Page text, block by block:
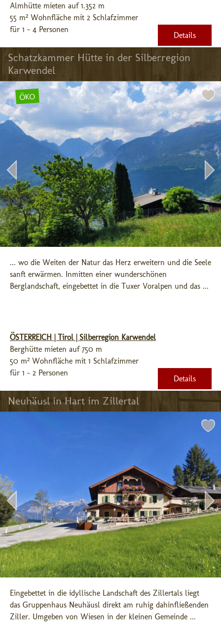
Almhütte mieten auf 1.352 m
55 m² Wohnfläche mit 2 Schlafzimmer
für 1 - 4 Personen
Details
Schatzkammer Hütte in der Silberregion
Karwendel
ÖKO
... wo die Weiten der Natur das Herz erweitern und die Seele
sanft erwärmen. Inmitten einer wunderschönen
Berglandschaft, eingebettet in die Tuxer Voralpen und das ...
ÖSTERREICH | Tirol | Silberregion Karwendel
Berghütte mieten auf 750 m
50 m² Wohnfläche mit 1 Schlafzimmer
für 1 - 2 Personen
Details
Neuhäusl in Hart im Zillertal
Eingebettet in die idyllische Landschaft des Zillertals liegt
das Gruppenhaus Neuhäusl direkt am ruhig dahinfließenden
Ziller. Umgeben von Wiesen in der kleinen Gemeinde ...